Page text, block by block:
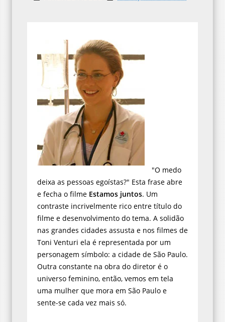
"O medo
deixa as pessoas egoístas?" Esta frase abre
e fecha o filme Estamos juntos . Um
contraste incrivelmente rico entre título do
filme e desenvolvimento do tema. A solidão
nas grandes cidades assusta e nos filmes de
Toni Venturi ela é representada por um
personagem símbolo: a cidade de São Paulo.
Outra constante na obra do diretor é o
universo feminino, então, vemos em tela
uma mulher que mora em São Paulo e
sente-se cada vez mais só.